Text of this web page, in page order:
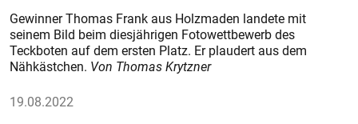
Gewinner Thomas Frank aus Holzmaden landete mit
seinem Bild beim diesjährigen Fotowettbewerb des
Teckboten auf dem ersten Platz. Er plaudert aus dem
Nähkästchen. Von Thomas Krytzner
19.08.2022